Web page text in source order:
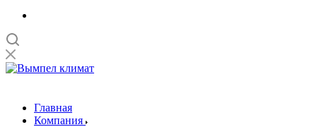
Главная
Компания